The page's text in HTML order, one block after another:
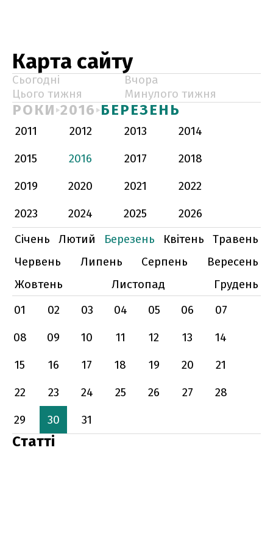
Карта сайту
Сьогодні
Вчора
Цього тижня
Минулого тижня
РОКИ 2016 БЕРЕЗЕНЬ
2011 2012 2013
2014
2015
2016 2017
2018
2019
2020 2021
2022
2023
2024 2025
2026
Січень
Лютий Березень Квітень
Травень
Червень
Липень Серпень
Вересень
Жовтень
Листопад
Грудень
01
02 03 04 05 06
07
08
09 10 11 12 13
14
15
16 17 18 19 20
21
22
23 24 25 26 27
28
29
30 31
Статті